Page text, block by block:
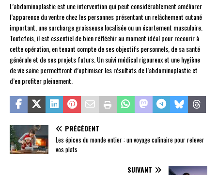
L’abdominoplastie est une intervention qui peut considérablement améliorer
l’apparence du ventre chez les personnes présentant un relâchement cutané
important, une surcharge graisseuse localisée ou un écartement musculaire.
Toutefois, il est essentiel de bien réfléchir au moment idéal pour recourir à
cette opération, en tenant compte de ses objectifs personnels, de sa santé
générale et de ses projets futurs. Un suivi médical rigoureux et une hygiène
de vie saine permettront d’optimiser les résultats de l’abdominoplastie et
d’en profiter pleinement.
PRÉCÉDENT
Les épices du monde entier : un voyage culinaire pour relever
vos plats
SUIVANT